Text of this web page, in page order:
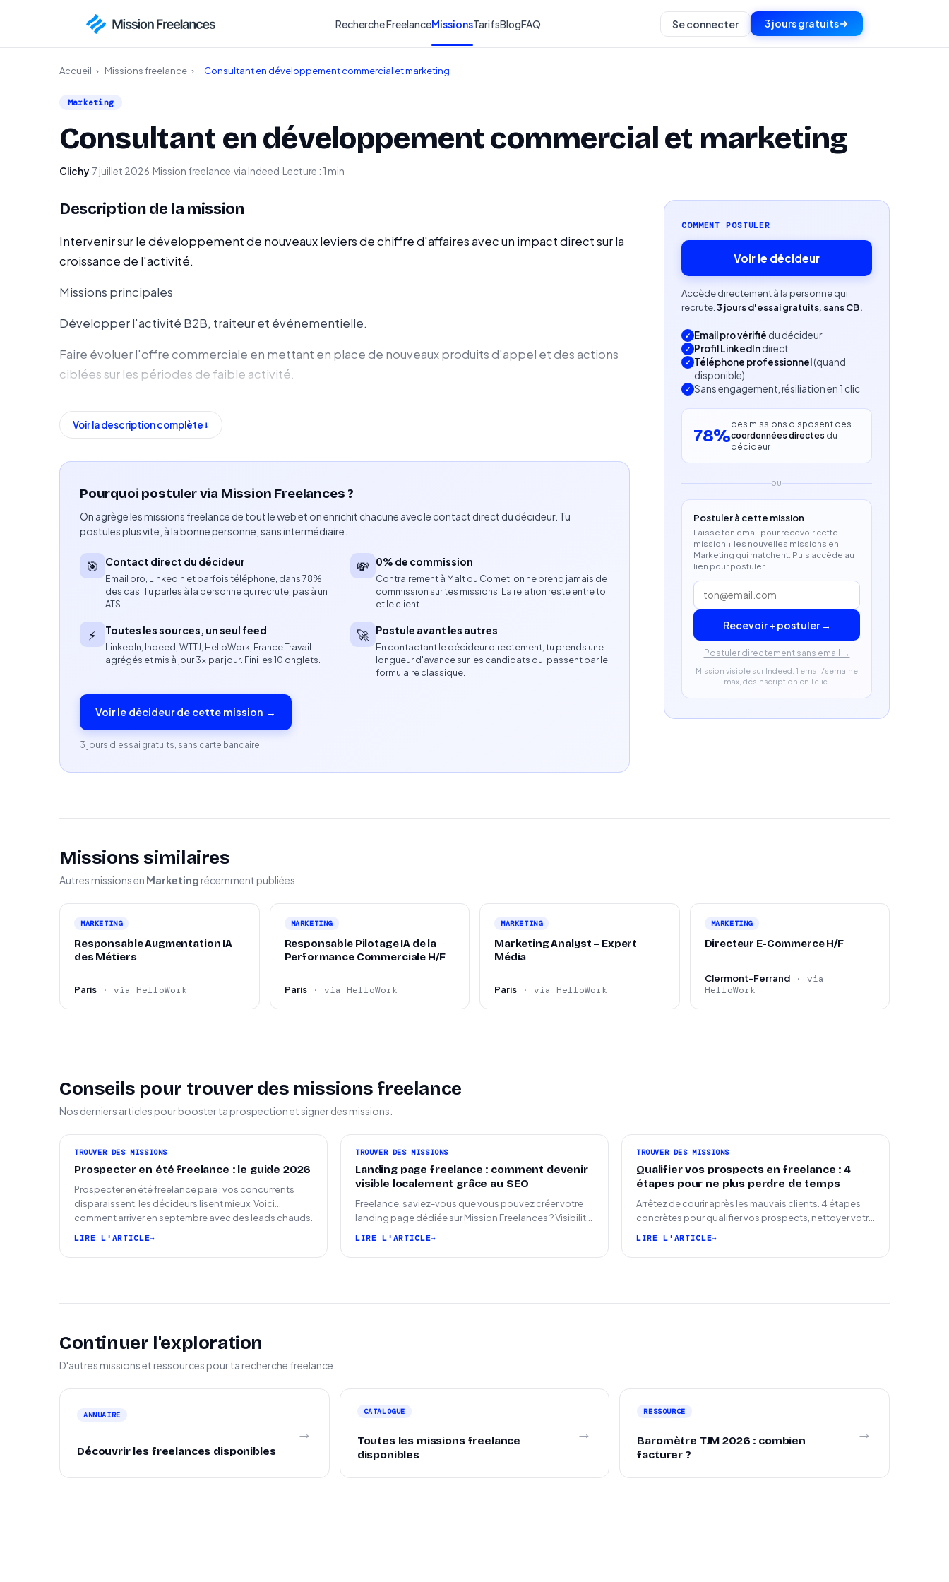
Recherche FreelanceMissionsTarifsBlogFAQ Se connecter 3 jours gratuits
Accueil › Missions freelance › Consultant en développement commercial et marketing
Marketing
Consultant en développement commercial et marketing
Clichy·7 juillet 2026·Mission freelance·via Indeed·Lecture : 1 min
Description de la mission
Intervenir sur le développement de nouveaux leviers de chiffre d'affaires avec un impact direct sur la
croissance de l'activité.
Missions principales
Développer l'activité B2B, traiteur et événementielle.
Faire évoluer l'offre commerciale en mettant en place de nouveaux produits d'appel et des actions
ciblées sur les périodes de faible activité.
Coordonner les actions avec l'agence en charge de la publicité.
Déployer les actions opérationnelles définies avec le dirigeant et suivre les résultats obtenus.
Compétences attendues
Expertise en développement commercial et marketing opérationnel.
Capacité à prospecter et à développer de nouvelles opportunités commerciales.
Autonomie et capacité à prioriser les actions.
Aptitude à exécuter rapidement des projets avec un budget limité.
Profil recherché
de vente ou évolution d'offres).
Forte fibre commerciale et capacité à conclure des opportunités.
Capacité à s'intégrer rapidement à une équipe existante.
Voir la description complète
Pourquoi postuler via Mission Freelances ?
On agrège les missions freelance de tout le web et on enrichit chacune avec le contact direct du décideur. Tu
postules plus vite, à la bonne personne, sans intermédiaire.
🎯 Contact direct du décideur
Email pro, LinkedIn et parfois téléphone, dans 78%
des cas. Tu parles à la personne qui recrute, pas à un
ATS.
💸 0% de commission
Contrairement à Malt ou Comet, on ne prend jamais de
commission sur tes missions. La relation reste entre toi
et le client.
⚡ Toutes les sources, un seul feed
LinkedIn, Indeed, WTTJ, HelloWork, France Travail…
agrégés et mis à jour 3× par jour. Fini les 10 onglets.
🚀 Postule avant les autres
En contactant le décideur directement, tu prends une
longueur d'avance sur les candidats qui passent par le
formulaire classique.
Voir le décideur de cette mission →
3 jours d'essai gratuits, sans carte bancaire.
COMMENT POSTULER
Voir le décideur
Accède directement à la personne qui
recrute. 3 jours d'essai gratuits, sans CB.
Email pro vérifié du décideur
Profil LinkedIndirect
Téléphone professionnel(quand
disponible)
Sans engagement, résiliation en 1 clic
78%
des missions disposent des
coordonnées directes du
décideur
OU
Postuler à cette mission
Laisse ton email pour recevoir cette
mission + les nouvelles missions en
Marketing qui matchent. Puis accède au
lien pour postuler.
Recevoir + postuler →
Postuler directement sans email →
Mission visible sur Indeed. 1 email/semaine
max, désinscription en 1 clic.
Missions similaires
Autres missions en Marketing récemment publiées.
MARKETING
Responsable Augmentation IA
des Métiers
Paris · via HelloWork
MARKETING
Responsable Pilotage IA de la
Performance Commerciale H/F
Paris · via HelloWork
MARKETING
Marketing Analyst – Expert
Média
Paris · via HelloWork
MARKETING
Directeur E-Commerce H/F
Clermont-Ferrand
· via
HelloWork
Conseils pour trouver des missions freelance
Nos derniers articles pour booster ta prospection et signer des missions.
TROUVER DES MISSIONS
Prospecter en été freelance : le guide 2026
Prospecter en été freelance paie : vos concurrents
disparaissent, les décideurs lisent mieux. Voici
comment arriver en septembre avec des leads chauds.
LIRE L'ARTICLE
TROUVER DES MISSIONS
Landing page freelance : comment devenir
visible localement grâce au SEO
Freelance, saviez-vous que vous pouvez créer votre
landing page dédiée sur Mission Freelances ? Visibilité
LIRE L'ARTICLE
TROUVER DES MISSIONS
Qualifier vos prospects en freelance : 4
étapes pour ne plus perdre de temps
Arrêtez de courir après les mauvais clients. 4 étapes
concrètes pour qualifier vos prospects, nettoyer votre
LIRE L'ARTICLE
Continuer l'exploration
D'autres missions et ressources pour ta recherche freelance.
ANNUAIRE
Découvrir les freelances disponibles
→
CATALOGUE
Toutes les missions freelance
disponibles
→
RESSOURCE
Baromètre TJM 2026 : combien
facturer ?
→